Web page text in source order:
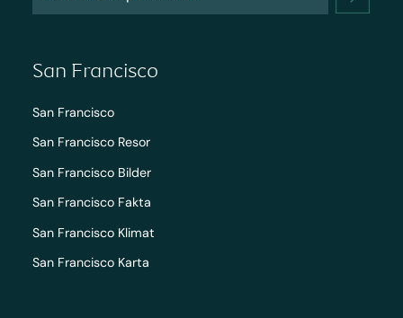
San Francisco
San Francisco
San Francisco Resor
San Francisco Bilder
San Francisco Fakta
San Francisco Klimat
San Francisco Karta